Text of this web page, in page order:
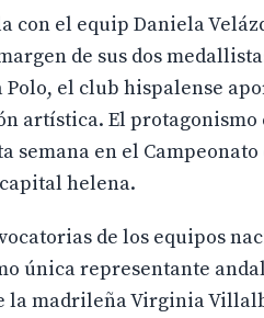
el equip Daniela
de sus dos
el club hispalense
artística. El protagonismo
en el
helena.
de los equipos
única representante
la madrileña Virginia